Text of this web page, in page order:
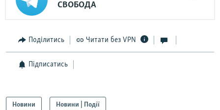
СВОБОДА
Поділитись Читати без VPN
Підписатись
Новини Новини | Події